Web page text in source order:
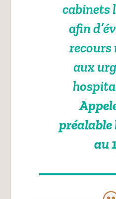
cabinets
afin
recours
aux
préalable
au